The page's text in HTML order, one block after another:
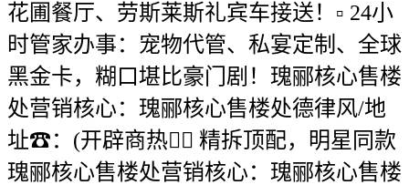
花圃餐厅、劳斯莱斯礼宾车接送！▫️ 24小
时管家办事：宠物代管、私宴定制、全球
黑金卡，糊口堪比豪门剧！瑰郦核心售楼
处营销核心：瑰郦核心售楼处德律风/地
址☎：(开辟商热线️⃣ 精拆顶配，明星同款
瑰郦核心售楼处营销核心：瑰郦核心售楼